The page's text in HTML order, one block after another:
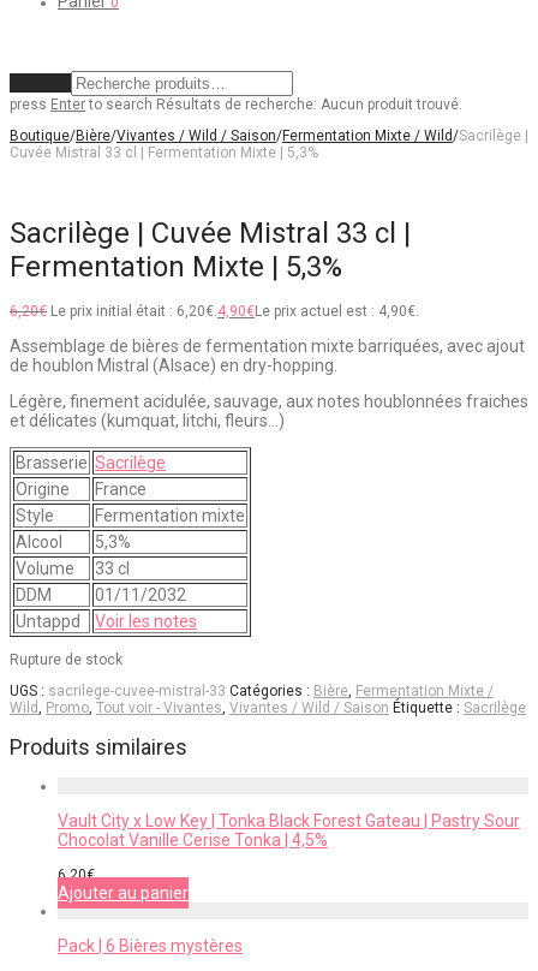
press Enterto search Résultats de recherche: Aucun produit trouvé.
Boutique/Bière/Vivantes / Wild / Saison/Fermentation Mixte / Wild/Sacrilège |
Cuvée Mistral 33 cl | Fermentation Mixte | 5,3%
Sacrilège | Cuvée Mistral 33 cl |
Fermentation Mixte | 5,3%
6,20€ Le prix initial était : 6,20€.4,90€Le prix actuel est : 4,90€.
Assemblage de bières de fermentation mixte barriquées, avec ajout
de houblon Mistral (Alsace) en dry-hopping.
Légère, finement acidulée, sauvage, aux notes houblonnées fraiches
et délicates (kumquat, litchi, fleurs…)
Brasserie Sacrilège
Origine
France
Style
Fermentation mixte
Alcool
5,3%
Volume
33 cl
DDM
01/11/2032
Untappd
Voir les notes
Rupture de stock
UGS : sacrilege-cuvee-mistral-33 Catégories : Bière, Fermentation Mixte /
Wild, Promo, Tout voir - Vivantes, Vivantes / Wild / Saison Étiquette : Sacrilège
Produits similaires
Vault City x Low Key | Tonka Black Forest Gateau | Pastry Sour
Chocolat Vanille Cerise Tonka | 4,5%
6,20€
Ajouter au panier
Pack | 6 Bières mystères